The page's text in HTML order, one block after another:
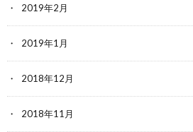
2019年2月
2019年1月
2018年12月
2018年11月